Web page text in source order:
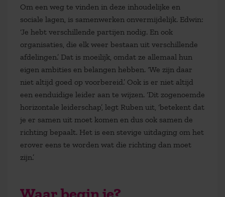
Om een weg te vinden in deze inhoudelijke en
sociale lagen, is samenwerken onvermijdelijk. Edwin:
‘Je hebt verschillende partijen nodig. En ook
organisaties, die elk weer bestaan uit verschillende
afdelingen.’ Dat is moeilijk, omdat ze allemaal hun
eigen ambities en belangen hebben. ‘We zijn daar
niet altijd goed op voorbereid.’ Ook is er niet altijd
een eenduidige leider aan te wijzen. ‘Dit zogenoemde
horizontale leiderschap’, legt Ruben uit, ‘betekent dat
je er samen uit moet komen en dus ook samen de
richting bepaalt. Het is een stevige uitdaging om het
erover eens te worden wat die richting dan moet
zijn.’